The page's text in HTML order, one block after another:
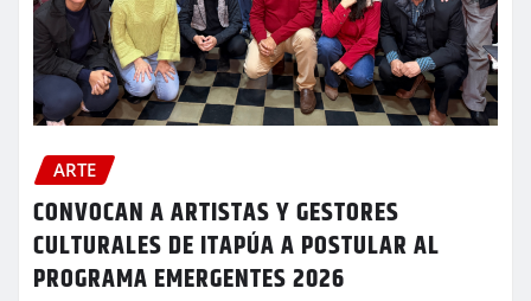
ARTE
CONVOCAN A ARTISTAS Y GESTORES
CULTURALES DE ITAPÚA A POSTULAR AL
PROGRAMA EMERGENTES 2026